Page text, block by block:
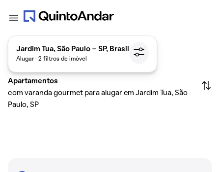
Jardim Tua, São Paulo - SP, Brasil
Alugar · 2 filtros de imóvel
Apartamentos
com varanda gourmet para alugar em Jardim Tua, São
Paulo, SP